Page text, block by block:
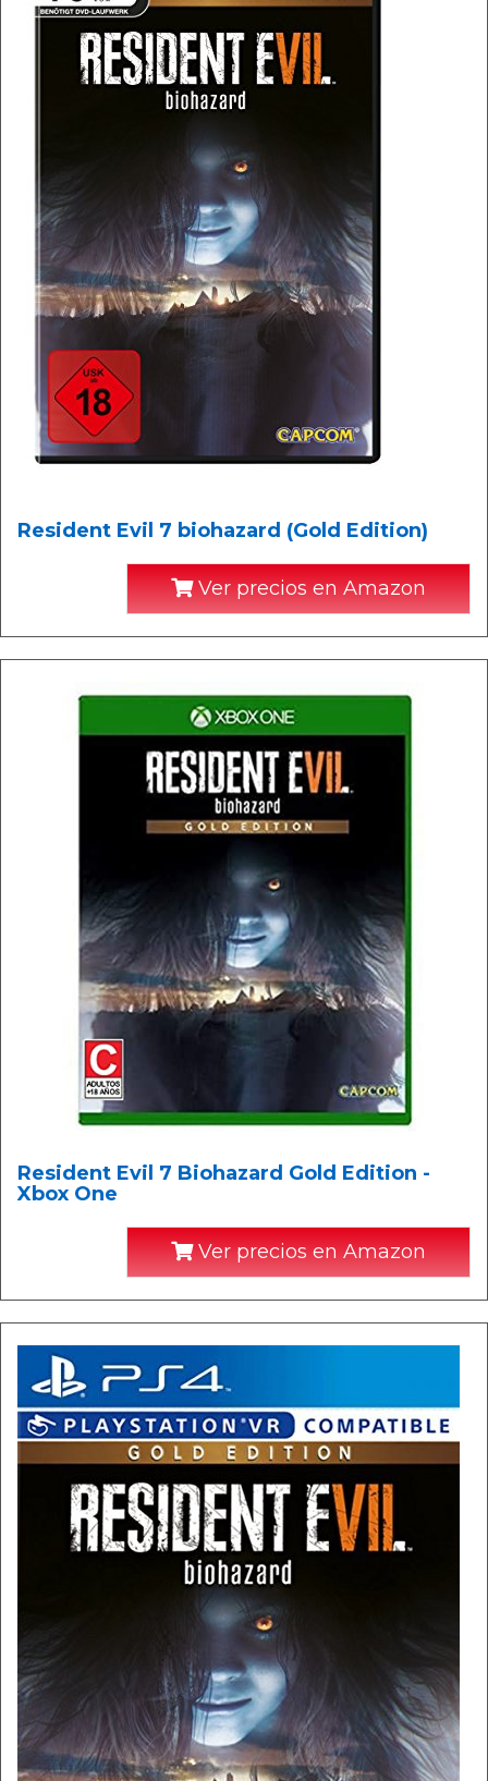
Resident Evil 7 biohazard (Gold Edition)
Ver precios en Amazon
Resident Evil 7 Biohazard Gold Edition -
Xbox One
Ver precios en Amazon